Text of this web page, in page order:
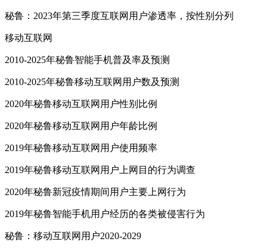
秘鲁：2023年第三季度互联网用户渗透率，按性别分列
移动互联网
2010-2025年秘鲁智能手机普及率及预测
2010-2025年秘鲁移动互联网用户数及预测
2020年秘鲁移动互联网用户性别比例
2020年秘鲁移动互联网用户年龄比例
2019年秘鲁移动互联网用户使用频率
2019年秘鲁移动互联网用户上网目的行为调查
2020年秘鲁新冠疫情期间用户主要上网行为
2019年秘鲁智能手机用户经历的各类被侵害行为
秘鲁：移动互联网用户2020-2029